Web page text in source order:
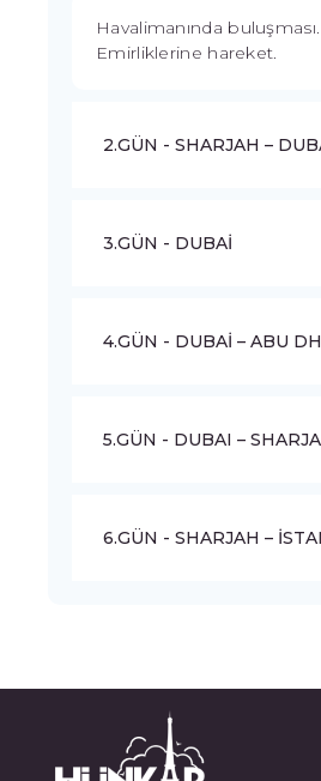
Havalimanında
Emirliklerine hareket.
2.GÜN - SHARJAH –
3.GÜN - DUBAİ
4.GÜN - DUBAİ – ABU
5.GÜN - DUBAI –
6.GÜN - SHARJAH –